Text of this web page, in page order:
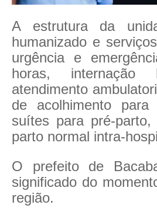
A estrutura da
humanizado e
urgência e
horas, internação
atendimento
de acolhimento
suítes para pré-
parto normal intra-
O prefeito de
significado do
região.